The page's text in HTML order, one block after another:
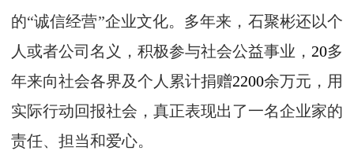
的“诚信经营”企业文化。多年来，石聚彬还以个
人或者公司名义，积极参与社会公益事业， 20多
年来向社会各界及个人累计捐赠2200余万元，用
实际行动回报社会，真正表现出了一名企业家的
责任、担当和爱心。